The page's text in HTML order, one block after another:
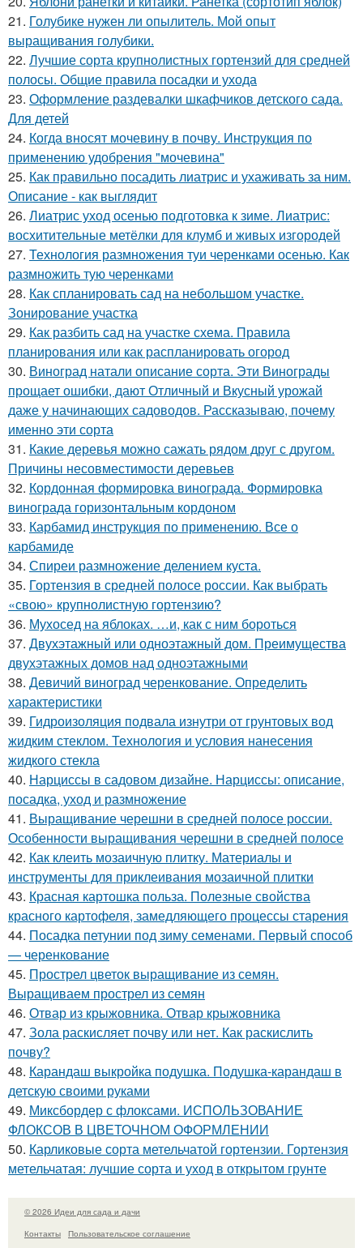
21. Голубике нужен ли опылитель. Мой опыт
выращивания голубики.
22. Лучшие сорта крупнолистных гортензий для средней
полосы. Общие правила посадки и ухода
23. Оформление раздевалки шкафчиков детского сада.
Для детей
24. Когда вносят мочевину в почву. Инструкция по
применению удобрения "мочевина"
25. Как правильно посадить лиатрис и ухаживать за ним.
Описание - как выглядит
26. Лиатрис уход осенью подготовка к зиме. Лиатрис:
восхитительные метёлки для клумб и живых изгородей
27. Технология размножения туи черенками осенью. Как
размножить тую черенками
28. Как спланировать сад на небольшом участке.
Зонирование участка
29. Как разбить сад на участке схема. Правила
планирования или как распланировать огород
30. Виноград натали описание сорта. Эти Винограды
прощает ошибки, дают Отличный и Вкусный урожай
даже у начинающих садоводов. Рассказываю, почему
именно эти сорта
31. Какие деревья можно сажать рядом друг с другом.
Причины несовместимости деревьев
32. Кордонная формировка винограда. Формировка
винограда горизонтальным кордоном
33. Карбамид инструкция по применению. Все о
карбамиде
34. Спиреи размножение делением куста.
35. Гортензия в средней полосе россии. Как выбрать
«свою» крупнолистную гортензию?
36. Мухосед на яблоках. …и, как с ним бороться
37. Двухэтажный или одноэтажный дом. Преимущества
двухэтажных домов над одноэтажными
38. Девичий виноград черенкование. Определить
характеристики
39. Гидроизоляция подвала изнутри от грунтовых вод
жидким стеклом. Технология и условия нанесения
жидкого стекла
40. Нарциссы в садовом дизайне. Нарциссы: описание,
посадка, уход и размножение
41. Выращивание черешни в средней полосе россии.
Особенности выращивания черешни в средней полосе
42. Как клеить мозаичную плитку. Материалы и
инструменты для приклеивания мозаичной плитки
43. Красная картошка польза. Полезные свойства
красного картофеля, замедляющего процессы старения
44. Посадка петунии под зиму семенами. Первый способ
— черенкование
45. Прострел цветок выращивание из семян.
Выращиваем прострел из семян
46. Отвар из крыжовника. Отвар крыжовника
47. Зола раскисляет почву или нет. Как раскислить
почву?
48. Карандаш выкройка подушка. Подушка-карандаш в
детскую своими руками
49. Миксбордер с флоксами. ИСПОЛЬЗОВАНИЕ
ФЛОКСОВ В ЦВЕТОЧНОМ ОФОРМЛЕНИИ
50. Карликовые сорта метельчатой гортензии. Гортензия
метельчатая: лучшие сорта и уход в открытом грунте
© 2026 Идеи для сада и дачи
Контакты
Пользовательское соглашение